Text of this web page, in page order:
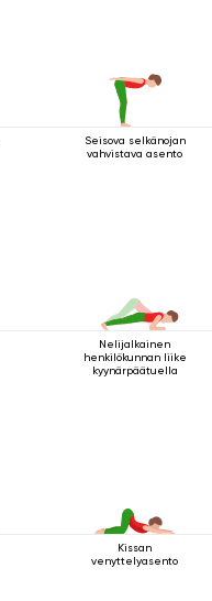
Seisova selkänojan
vahvistava asento
Nelijalkainen
henkilökunnan liike
kyynärpäätuella
Kissan
venyttelyasento